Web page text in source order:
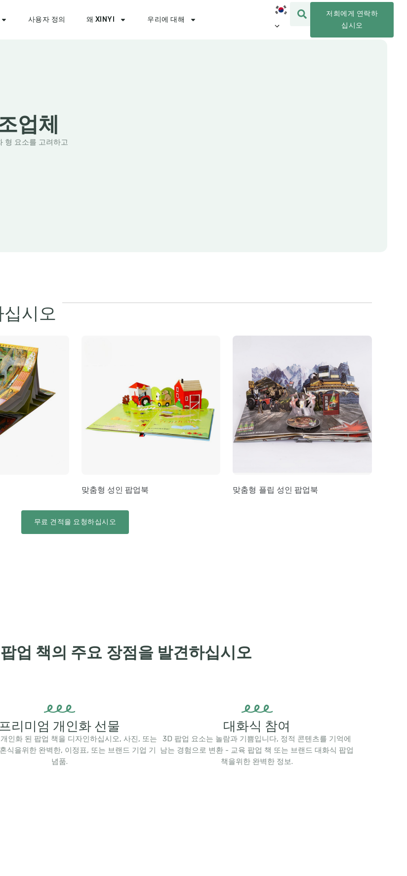
사용자 정의 왜 XINYI 우리에 대해
저희에게 연락하
십시오
업체
형 요소를 고려하고
시오
맞춤형 성인 팝업북 맞춤형 플립 성인 팝업북
무료 견적을 요청하십시오
업 책의 주요 장점을 발견하십시오
프리미엄 개인화 선물
인화 된 팝업 책을 디자인하십시오, 사진, 또는
식을위한 완벽한, 이정표, 또는 브랜드 기업 기
념품.
대화식 참여
3D 팝업 요소는 놀람과 기쁨입니다, 정적 콘텐츠를 기억에
남는 경험으로 변환 - 교육 팝업 책 또는 브랜드 대화식 팝업
책을위한 완벽한 정보.